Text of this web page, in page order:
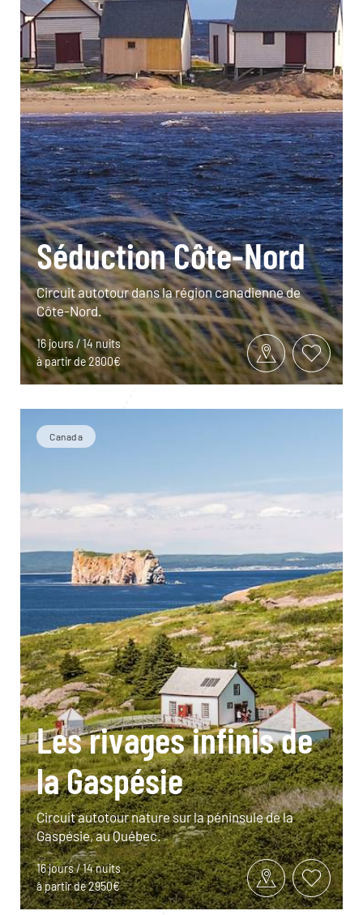
Séduction Côte-Nord
Circuit autotour dans la région canadienne de
Côte-Nord.
16 jours / 14 nuits
à partir de 2800€
Canada
Les rivages infinis de
la Gaspésie
Circuit autotour nature sur la péninsule de la
Gaspésie, au Québec.
16 jours / 14 nuits
à partir de 2950€